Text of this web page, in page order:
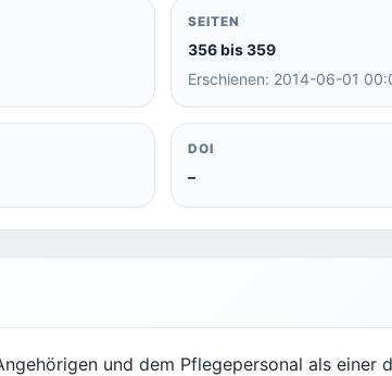
SEITEN
356 bis 359
Erschienen: 2014-06-01
DOI
–
und dem Pflegepersonal als einer